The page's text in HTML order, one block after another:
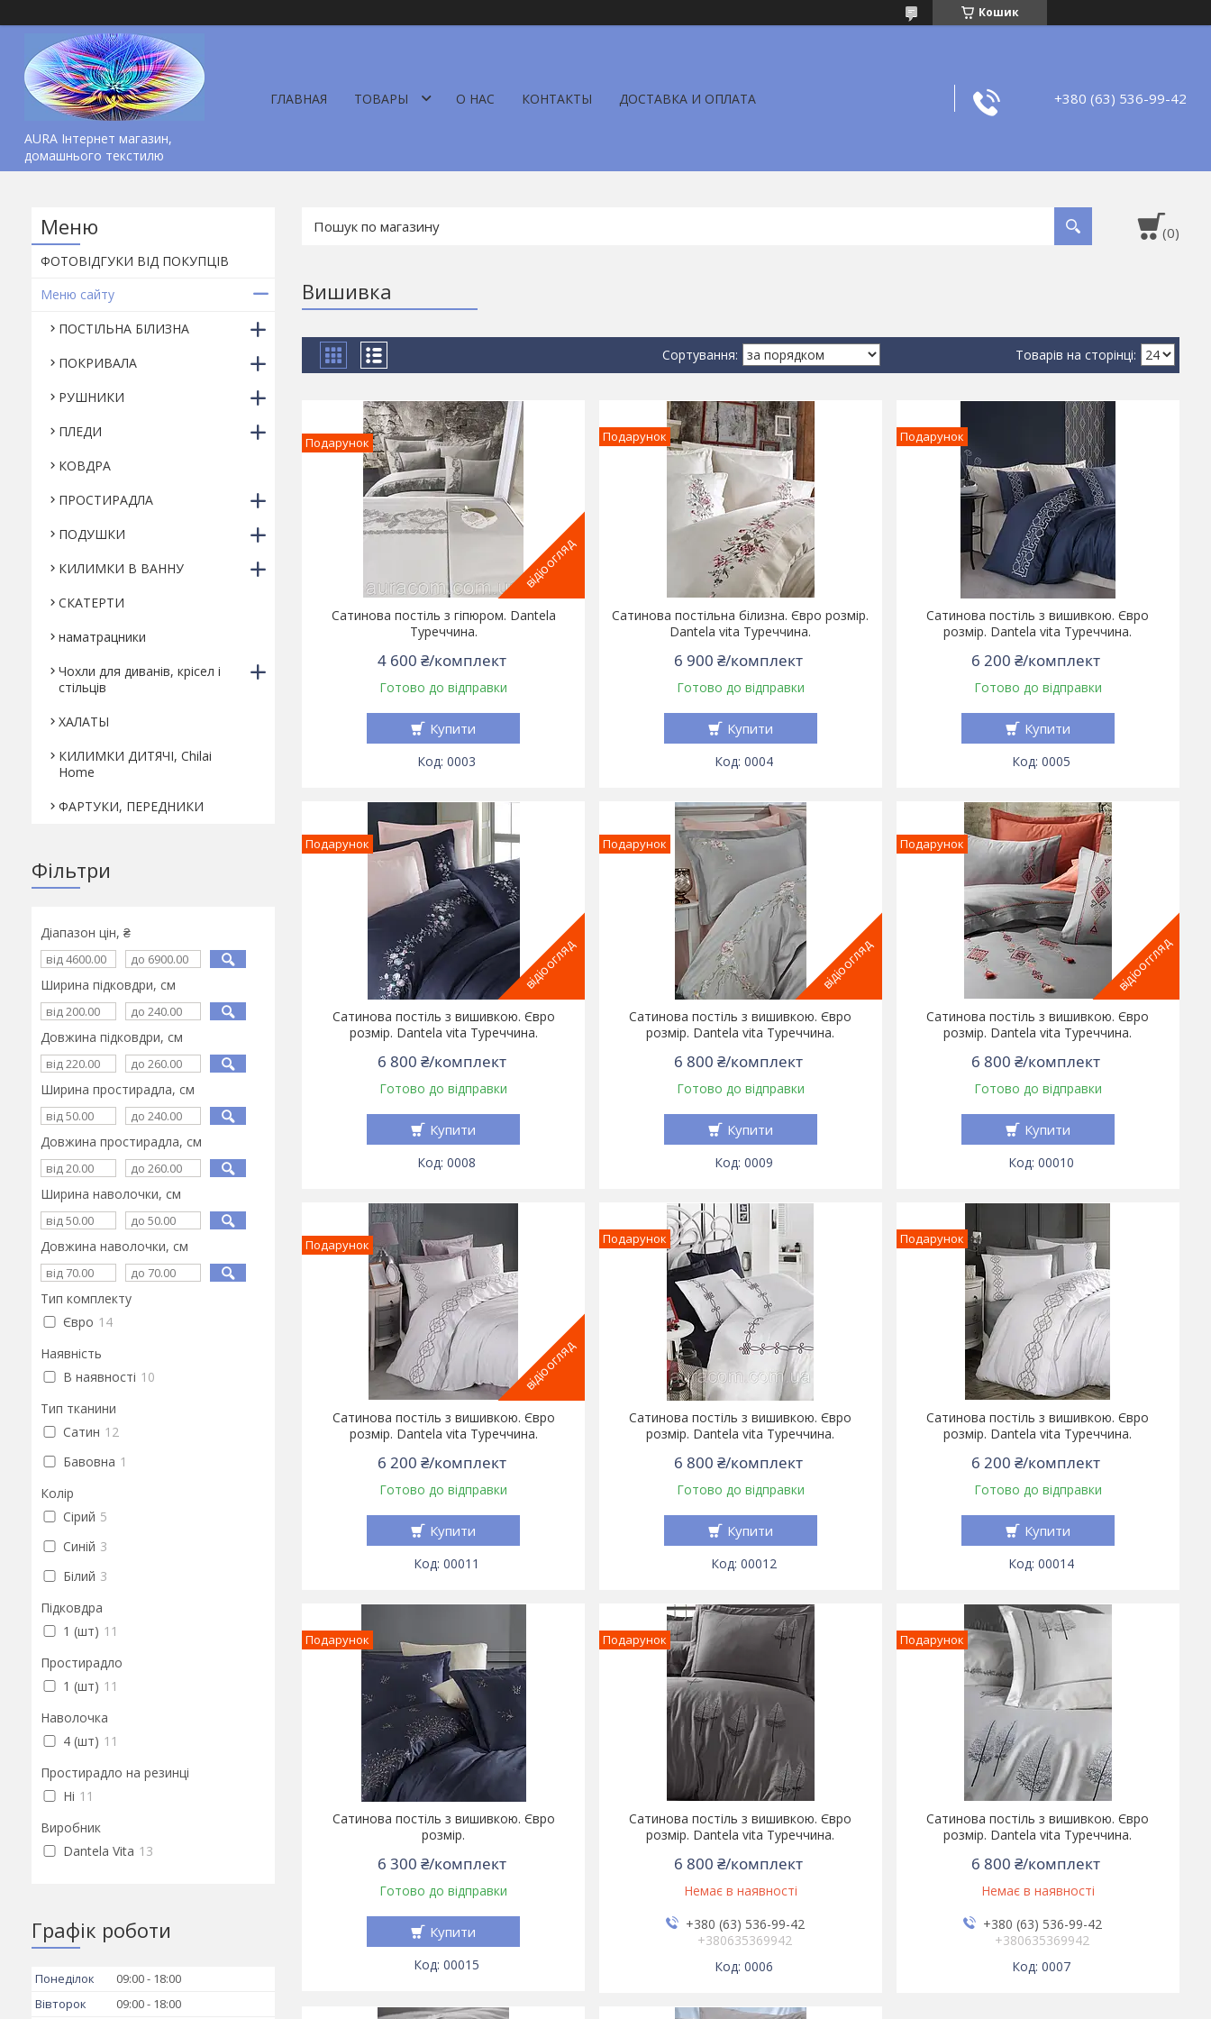
Кошик
AURA Інтернет магазин,
домашнього текстилю
ГЛАВНАЯ ТОВАРЫ О НАС КОНТАКТЫ ДОСТАВКА И ОПЛАТА +380 (63) 536-99-42
Вишивка
відіоогляд
Подарунок
Сатинова постіль з гіпюром. Dantela
Туреччина.
4 600 ₴/комплект
Готово до відправки
Купити
0003
Подарунок
Сатинова постільна білизна. Євро розмір.
Dantela vita Туреччина.
6 900 ₴/комплект
Готово до відправки
Купити
0004
Подарунок
Сатинова постіль з вишивкою. Євро
розмір. Dantela vita Туреччина.
6 200 ₴/комплект
Готово до відправки
Купити
0005
відіоогляд
Подарунок
Сатинова постіль з вишивкою. Євро
розмір. Dantela vita Туреччина.
6 800 ₴/комплект
Готово до відправки
Купити
0008
відіоогляд
Подарунок
Сатинова постіль з вишивкою. Євро
розмір. Dantela vita Туреччина.
6 800 ₴/комплект
Готово до відправки
Купити
0009
відіооггляд
Подарунок
Сатинова постіль з вишивкою. Євро
розмір. Dantela vita Туреччина.
6 800 ₴/комплект
Готово до відправки
Купити
00010
відіоогляд
Подарунок
Сатинова постіль з вишивкою. Євро
розмір. Dantela vita Туреччина.
6 200 ₴/комплект
Готово до відправки
Купити
00011
Подарунок
Сатинова постіль з вишивкою. Євро
розмір. Dantela vita Туреччина.
6 800 ₴/комплект
Готово до відправки
Купити
00012
Подарунок
Сатинова постіль з вишивкою. Євро
розмір. Dantela vita Туреччина.
6 200 ₴/комплект
Готово до відправки
Купити
00014
Подарунок
Сатинова постіль з вишивкою. Євро
розмір.
6 300 ₴/комплект
Готово до відправки
Купити
00015
Подарунок
Сатинова постіль з вишивкою. Євро
розмір. Dantela vita Туреччина.
6 800 ₴/комплект
Немає в наявності
+380 (63) 536-99-42
+380635369942
0006
Подарунок
Сатинова постіль з вишивкою. Євро
розмір. Dantela vita Туреччина.
6 800 ₴/комплект
Немає в наявності
+380 (63) 536-99-42
+380635369942
0007
ФОТОВІДГУКИ ВІД ПОКУПЦІВ
Меню сайту
ПОСТІЛЬНА БІЛИЗНА
ПОКРИВАЛА
РУШНИКИ
ПЛЕДИ
КОВДРА
ПРОСТИРАДЛА
ПОДУШКИ
КИЛИМКИ В ВАННУ
СКАТЕРТИ
наматрацники
Чохли для диванів, крісел і
стільців
ХАЛАТЫ
КИЛИМКИ ДИТЯЧІ, Chilai
Home
ФАРТУКИ, ПЕРЕДНИКИ
Фільтри
Діапазон цін, ₴
Ширина підковдри, см
Довжина підковдри, см
Ширина простирадла, см
Довжина простирадла, см
Ширина наволочки, см
Довжина наволочки, см
Тип комплекту
Євро 14
Наявність
В наявності 10
Тип тканини
Сатин 12
Бавовна 1
Колір
Сірий 5
Синій 3
Білий 3
Підковдра
1 (шт) 11
Простирадло
1 (шт) 11
Наволочка
4 (шт) 11
Простирадло на резинці
Ні 11
Виробник
Dantela Vita 13
Графік роботи
Понеділок 09:00
18:00
Вівторок
09:00
18:00